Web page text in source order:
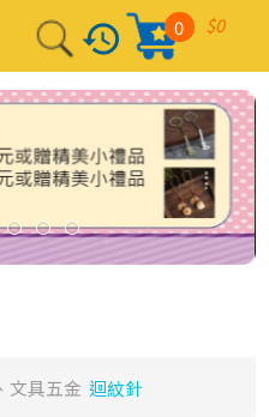
history $0
0
文具五金 迴紋針